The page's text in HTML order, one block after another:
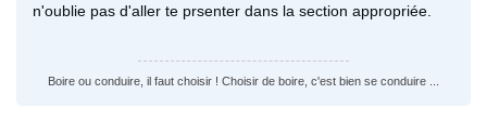
n'oublie pas d'aller te prsenter dans la section appropriée.
Boire ou conduire, il faut choisir ! Choisir de boire, c'est bien se conduire ...